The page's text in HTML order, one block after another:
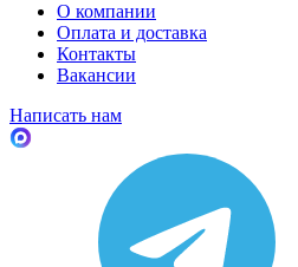
О компании
Оплата и доставка
Контакты
Вакансии
Написать нам